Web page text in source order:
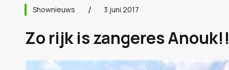
Shownieuws 3 juni 2017
Zo rijk is zangeres